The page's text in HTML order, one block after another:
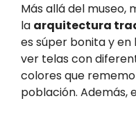
Más allá del
la arquitectura
es súper bonita y en
ver telas con
colores que
población. Además,